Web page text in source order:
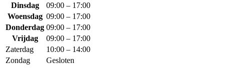
Dinsdag
09:00 – 17:00
Woensdag 09:00 – 17:00
Donderdag 09:00 – 17:00
Vrijdag
09:00 – 17:00
Zaterdag
10:00 – 14:00
Zondag
Gesloten